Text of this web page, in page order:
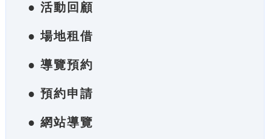
● 活動回顧
● 場地租借
● 導覽預約
● 預約申請
● 網站導覽